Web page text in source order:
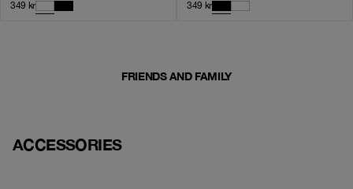
349 kr
349 kr
FRIENDS AND FAMILY
ACCESSORIES